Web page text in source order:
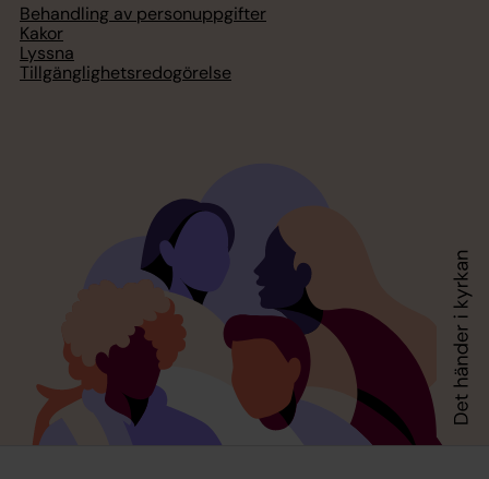
Behandling av personuppgifter
Kakor
Lyssna
Tillgänglighetsredogörelse